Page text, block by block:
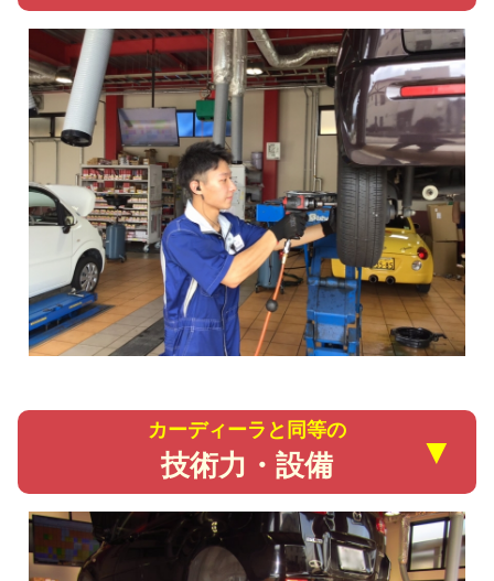
▼
カーディーラと同等の
技術力・設備